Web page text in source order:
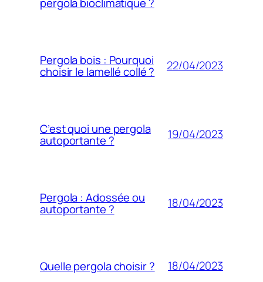
Pergola bois : Pourquoi
choisir le lamellé collé ? 22/04/2023
C’est quoi une pergola
autoportante ? 19/04/2023
Pergola : Adossée ou
autoportante ? 18/04/2023
Quelle pergola choisir ? 18/04/2023